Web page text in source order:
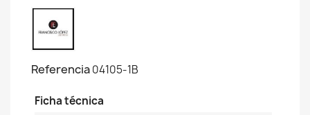
Referencia04105-1B
Ficha técnica